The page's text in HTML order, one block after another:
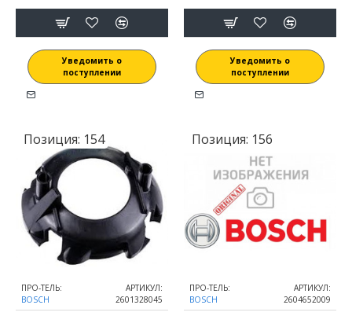
Уведомить о
поступлении
Уведомить о
поступлении
Позиция: 154
ПРО-ТЕЛЬ:
BOSCH
АРТИКУЛ:
2601328045
Позиция: 156
ПРО-ТЕЛЬ:
BOSCH
АРТИКУЛ:
2604652009